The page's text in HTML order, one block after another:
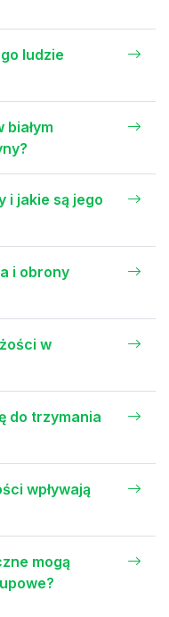
ludzie
białym
i jakie są jego
i obrony
w
do trzymania
wpływają
mogą